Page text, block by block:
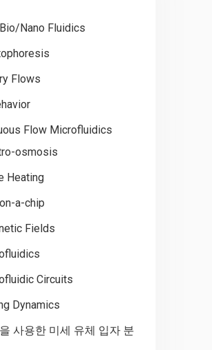
Nano Fluidics
Flows
Flow Microfluidics
osmosis
Heating
a-chip
Fields
Circuits
Dynamics
사용한 미세 유체 입자 분